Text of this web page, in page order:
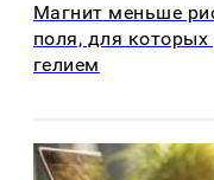
Магнит меньше
поля, для
гелием